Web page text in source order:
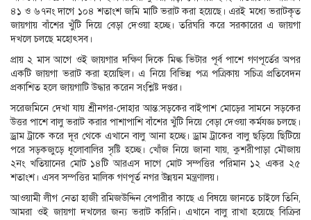
৪১ ও ৬৭নং দাগে ১০৪ শতাংশ জমি মাটি ভরাট করা হয়েছে। এরই মধ্যে ভরাটকৃত
জায়গায় বাঁশের খুঁটি দিয়ে বেড়া দেওয়া হচ্ছে। তরিঘরি করে সরকারের এ জায়গা
দখলে চলছে মহোৎসব।
প্রায় ২ মাস আগে ওই জায়গার দক্ষিণ দিকে মিল্ক ভিটার পূর্ব পাশে গণপূর্তের অপর
একটি জায়গা ভরাট করা হয়েছিল। এ নিয়ে বিভিন্ন পত্র পত্রিকায় সচিত্র প্রতিবেদন
প্রকাশিত হলে জায়গাটি উদ্ধার করেন সংশ্লিষ্ট দপ্তর।
সরেজমিনে দেখা যায় শ্রীনগর-দোহার আন্ত:সড়কের বাইপাশ মোড়ের সামনে সড়কের
উত্তর পাশে বালু ভরাট করার পাশাপাশি বাঁশের খুঁটি দিয়ে বেড়া দেওয়া কর্মযজ্ঞ চলছে।
ড্রাম ট্রাকে করে দূর থেকে এখানে বালু আনা হচ্ছে। ড্রাম ট্রাকের বালু ছড়িয়ে ছিটিয়ে
পরে সড়কজুড়ে ধূলোবালির সৃষ্টি হচ্ছে। খোঁজ নিয়ে জানা যায়, কুশরীপাড়া মৌজায়
২নং খতিয়ানের মোট ১৪টি আরএস দাগে মোট সম্পত্তির পরিমান ১২ একর ২৫
শতাংশ। এসব সম্পত্তির মালিক গণপূর্ত নগর উন্নয়ন মন্ত্রণালয়।
আওয়ামী লীগ নেতা হাজী রমিজউদ্দিন বেপারীর কাছে এ বিষয়ে জানতে চাইলে তিনি,
আমরা ওই জায়গা দখলের জন্য ভরাট করিনি। এখানে বালু রাখা হয়েছে বিক্রির